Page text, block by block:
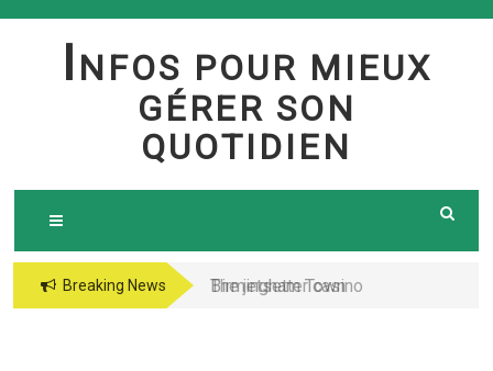
Skip
I NFOS POUR MIEUX
GÉRER SON
QUOTIDIEN
Breaking News
Birmingham Town
The jetsetter casino